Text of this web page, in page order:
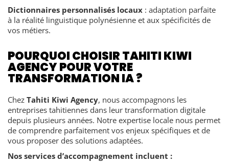
Dictionnaires personnalisés locaux : adaptation parfaite
à la réalité linguistique polynésienne et aux spécificités de
vos métiers.
POURQUOI CHOISIR TAHITI KIWI
AGENCY POUR VOTRE
TRANSFORMATION IA ?
Chez Tahiti Kiwi Agency, nous accompagnons les
entreprises tahitiennes dans leur transformation digitale
depuis plusieurs années. Notre expertise locale nous permet
de comprendre parfaitement vos enjeux spécifiques et de
vous proposer des solutions adaptées.
Nos services d’accompagnement incluent :